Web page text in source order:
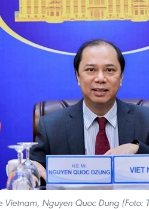
Vietnam, Nguyen Quoc Dung (Foto: